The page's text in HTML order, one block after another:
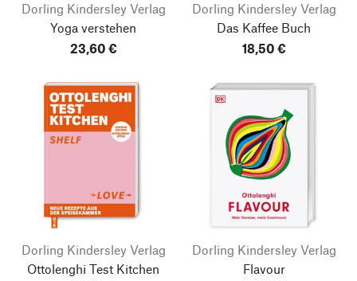
Dorling Kindersley Verlag
Yoga verstehen
23,60 €
Dorling Kindersley Verlag
Das Kaffee Buch
18,50 €
Dorling Kindersley Verlag
Ottolenghi Test Kitchen
Dorling Kindersley Verlag
Flavour